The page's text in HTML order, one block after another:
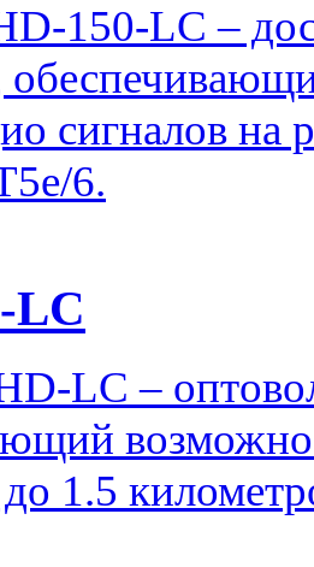
150-LC –
сигналов на
6.
LC
LC –
1.5